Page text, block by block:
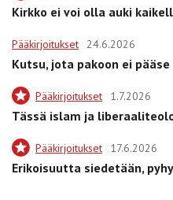
Kirkko ei voi olla auki
Pääkirjoitukset 24.6.2026
Kutsu, jota pakoon ei pääse
Pääkirjoitukset 1.7.2026
Tässä islam ja
Pääkirjoitukset 17.6.2026
Erikoisuutta siedetään,